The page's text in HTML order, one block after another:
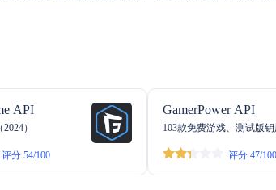
API
）
评分 54/100
GamerPower API
103款免费游戏、测试版
评分 47/100